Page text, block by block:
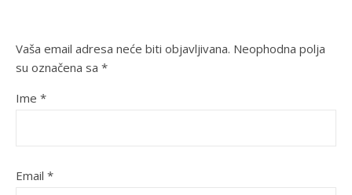
Vaša email adresa neće biti objavljivana. Neophodna polja
su označena sa *
Ime *
Email *